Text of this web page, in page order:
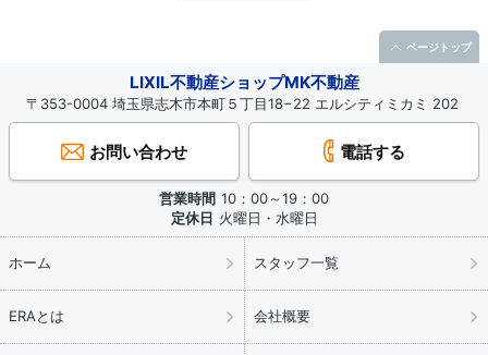
LIXIL不動産ショップMK不動産
〒353-0004 埼玉県志木市本町５丁目18−22 エルシティミカミ 202
お問い合わせ 電話する
営業時間 10：00～19：00
定休日 火曜日・水曜日
ホーム スタッフ一覧
ERAとは 会社概要
ページトップ